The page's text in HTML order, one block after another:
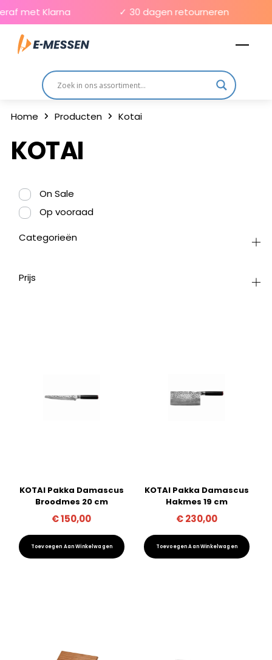
Skip
to
content
met Klarna ✓ 30 dagen retourneren
Home Producten Kotai
KOTAI
On Sale
Op vooraad
Categorieën
Prijs
KOTAI Pakka Damascus
Broodmes 20 cm
€150,00
Toevoegen Aan Winkelwagen
KOTAI Pakka Damascus
Hakmes 19 cm
€230,00
Toevoegen Aan Winkelwagen